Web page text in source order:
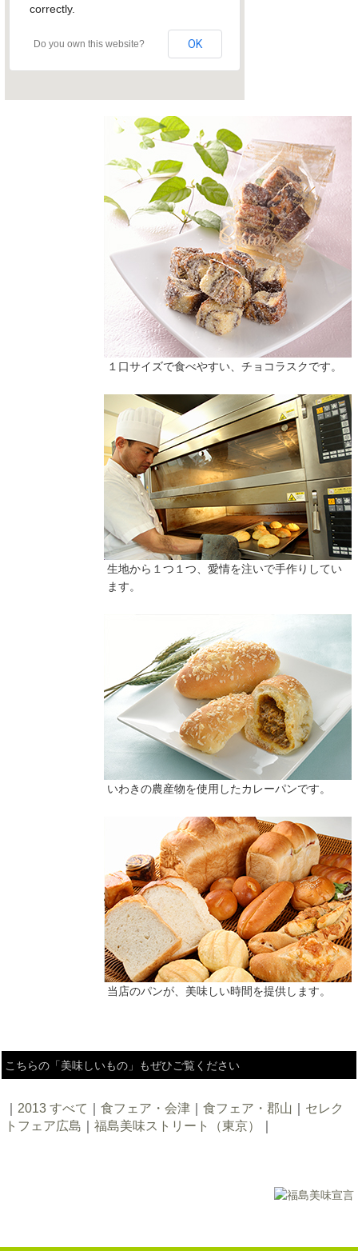
correctly.
Do you own this website? OK
１口サイズで食べやすい、チョコラスクです。
生地から１つ１つ、愛情を注いで手作りしてい
ます。
いわきの農産物を使用したカレーパンです。
当店のパンが、美味しい時間を提供します。
こちらの「美味しいもの」もぜひご覧ください
2013 すべて 食フェア・会津 食フェア・郡山
セレク
トフェア広島
福島美味ストリート（東京）